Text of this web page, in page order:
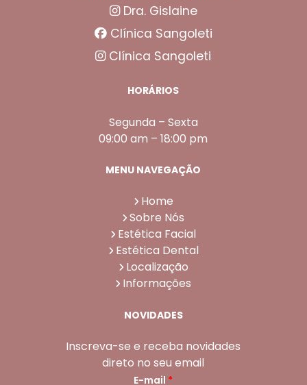
Dra. Gislaine
Clínica Sangoleti
Clínica Sangoleti
HORÁRIOS
Segunda – Sexta
09:00 am – 18:00 pm
MENU NAVEGAÇÃO
Home
Sobre Nós
Estética Facial
Estética Dental
Localização
Informações
NOVIDADES
Inscreva-se e receba novidades
direto no seu email
E-mail *